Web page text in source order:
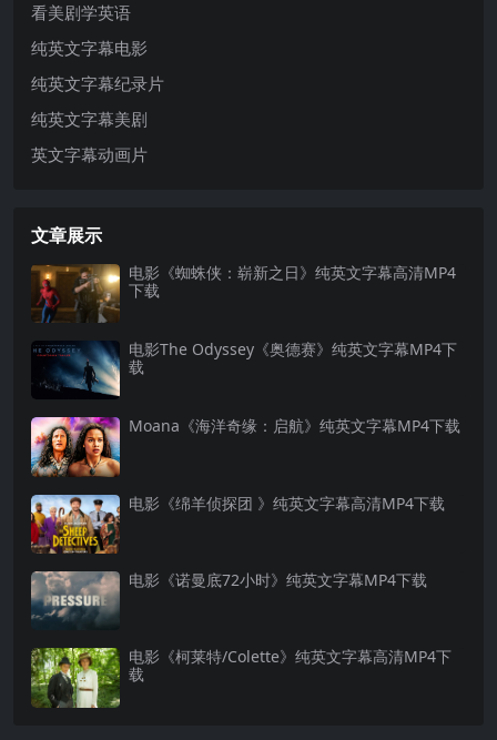
看美剧学英语
纯英文字幕电影
纯英文字幕纪录片
纯英文字幕美剧
英文字幕动画片
文章展示
电影《蜘蛛侠：崭新之日》纯英文字幕高清MP4
下载
电影The Odyssey《奥德赛》纯英文字幕MP4下
载
Moana《海洋奇缘：启航》纯英文字幕MP4下载
电影《绵羊侦探团 》纯英文字幕高清MP4下载
电影《诺曼底72小时》纯英文字幕MP4下载
电影《柯莱特/Colette》纯英文字幕高清MP4下
载